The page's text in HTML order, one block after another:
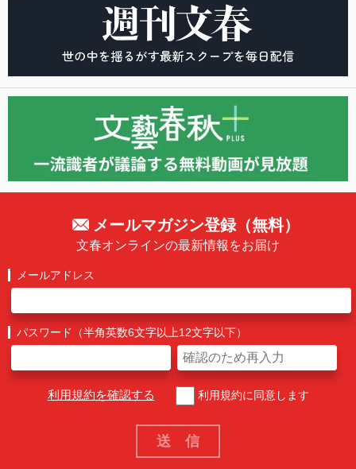
メールマガジン登録（無料）
文春オンラインの最新情報をお届け
メールアドレス
パスワード（半角英数6文字以上12文字以下）
利用規約を確認する 利用規約に同意します